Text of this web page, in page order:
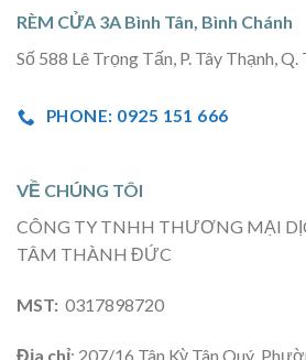
RÈM CỬA 3A Bình Tân, Bình Chánh
Số 588 Lê Trọng Tấn, P. Tây Thạnh, Q.
PHONE: 0925 151 666
VỀ CHÚNG TÔI
CÔNG TY TNHH THƯƠNG MẠI
TÂM THÀNH ĐỨC
MST: 0317898720
Địa chỉ: 207/16 Tân Kỳ Tân Quý,